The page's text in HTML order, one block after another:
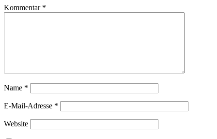
Kommentar *
Name *
E-Mail-Adresse *
Website